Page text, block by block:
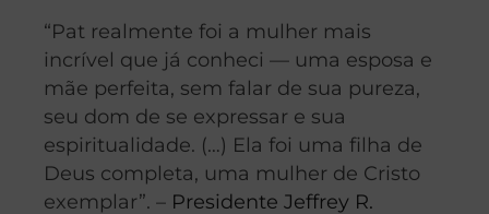
“Pat realmente foi a mulher mais
incrível que já conheci — uma esposa e
mãe perfeita, sem falar de sua pureza,
seu dom de se expressar e sua
espiritualidade. (…) Ela foi uma filha de
Deus completa, uma mulher de Cristo
exemplar”. – Presidente Jeffrey R.